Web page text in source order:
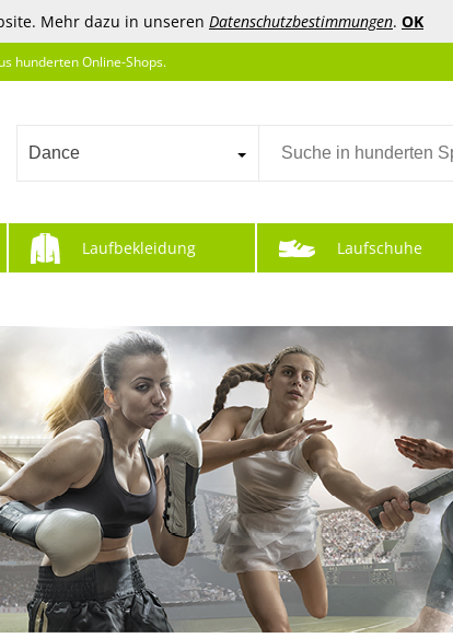
Mehr dazu in unseren Datenschutzbestimmungen. OK
hunderten Online-Shops.
Dance
Laufbekleidung Laufschuhe